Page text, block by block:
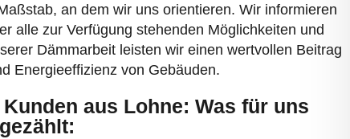
alle zur Verfügung stehenden Möglichkeiten und
Dämmarbeit leisten wir einen wertvollen Beitrag
Energieeffizienz von Gebäuden.
Schleswig-Holstein, Mecklenburg-Vorpommern und